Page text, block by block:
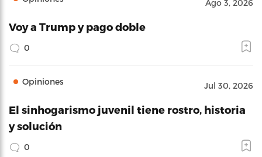
Ago 3, 2026
Voy a Trump y pago doble
0
Opiniones Jul 30, 2026
El sinhogarismo juvenil tiene rostro, historia
y solución
0